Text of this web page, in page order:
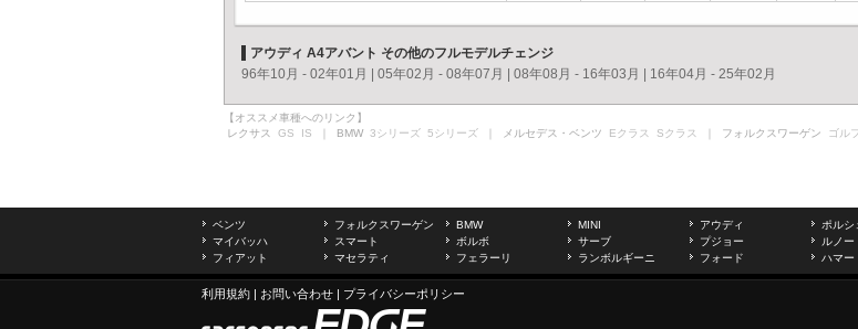
アウディ A4アバント その他のフルモデルチェンジ
96年10月 - 02年01月
05年02月 - 08年07月 08年08月 - 16年03月 16年04月 - 25年02月
【オススメ車種へのリンク】
レクサス GS IS ｜ BMW 3シリーズ 5シリーズ ｜ メルセデス・ベンツ Eクラス Sクラス ｜ フォルクスワーゲン ゴル
ベンツ フォルクスワーゲン BMW MINI アウディ ポルシ
マイバッハ
スマート ボルボ サーブ プジョー ルノー
フィアット
マセラティ フェラーリ ランボルギーニ フォード ハマー
利用規約 | お問い合わせ | プライバシーポリシー